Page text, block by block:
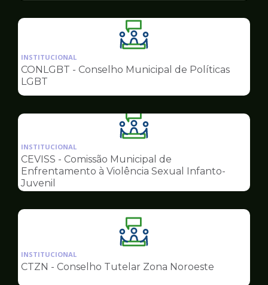
Conselhos
Ilustração
da
pagina
Conselhos
INSTITUCIONAL
CONLGBT - Conselho Municipal de Políticas
LGBT
Ilustração
da
pagina
de
INSTITUCIONAL
CEVISS - Comissão Municipal de
Enfrentamento à Violência Sexual Infanto-
Juvenil
Ilustração
da
pagina
INSTITUCIONAL
CTZN - Conselho Tutelar Zona Noroeste